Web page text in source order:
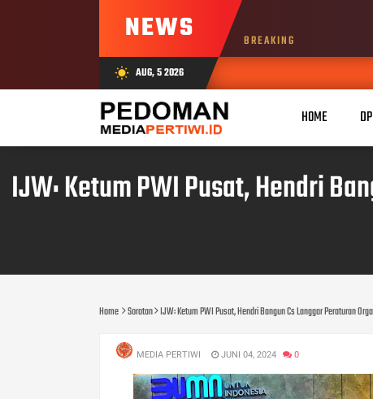
NEWS BREAKING
wb_sunny AUG, 5 2026
HOME
IJW: Ketum PWI Pusat, Hendri
Home Sorotan IJW: Ketum PWI Pusat, Hendri Bangun Cs Langgar Peraturan
MEDIA PERTIWI JUNI 04, 2024 0